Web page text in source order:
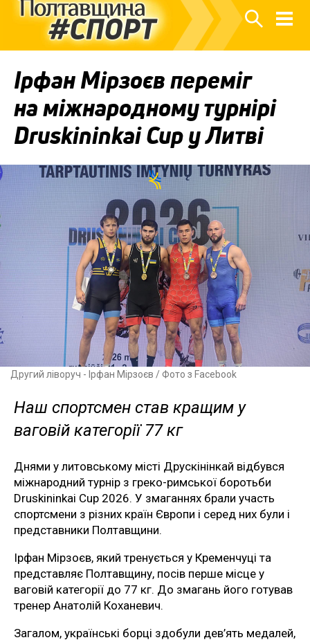
Ірфан Мірзоєв переміг
на міжнародному турнірі
Druskininkai Cup у Литві
Другий ліворуч - Ірфан Мірзоєв / Фото з Facebook
Наш спортсмен став кращим у
ваговій категорії 77 кг
Днями у литовському місті Друскінінкай відбувся
міжнародний турнір з греко-римської боротьби
Druskininkai Cup 2026. У змаганнях брали участь
спортсмени з різних країн Європи і серед них були і
представники Полтавщини.
Ірфан Мірзоєв, який тренується у Кременчуці та
представляє Полтавщину, посів перше місце у
ваговій категорії до 77 кг. До змагань його готував
тренер Анатолій Коханевич.
Загалом, українські борці здобули дев’ять медалей,